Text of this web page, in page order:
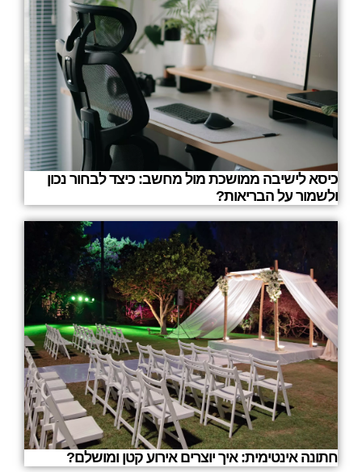
כיסא לישיבה ממושכת מול מחשב: כיצד לבחור נכון
ולשמור על הבריאות?
חתונה אינטימית: איך יוצרים אירוע קטן ומושלם?